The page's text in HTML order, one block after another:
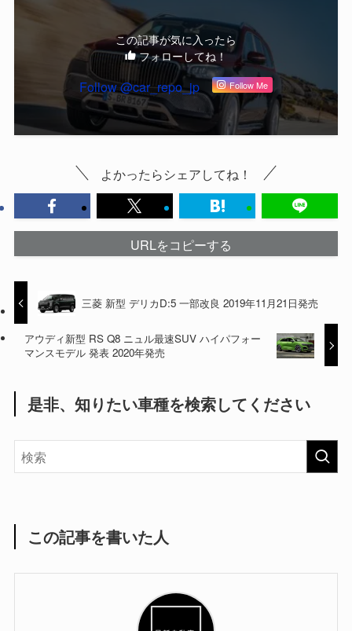
この記事が気に入ったら
フォローしてね！
Follow @car_repo_jp Follow Me
よかったらシェアしてね！
URLをコピーする
三菱 新型 デリカD:5 一部改良 2019年11月21日発売
アウディ新型 RS Q8 ニュル最速SUV ハイパフォー
マンスモデル 発表 2020年発売
是非、知りたい車種を検索してください
この記事を書いた人